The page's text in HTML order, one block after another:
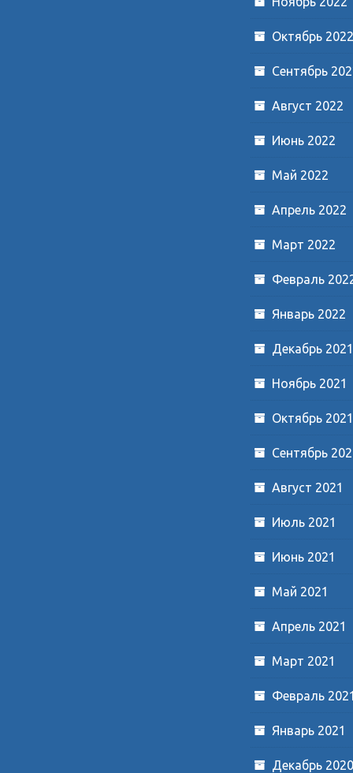
Октябрь 2022
Сентябрь
Август 2022
Июнь 2022
Май 2022
Апрель 2022
Март 2022
Февраль
Январь 2022
Декабрь 2021
Ноябрь 2021
Октябрь 2021
Сентябрь
Август 2021
Июль 2021
Июнь 2021
Май 2021
Апрель 2021
Март 2021
Февраль
Январь 2021
Декабрь 2020